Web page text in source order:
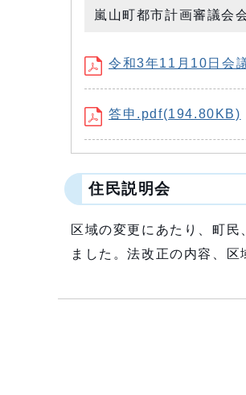
嵐山町都市計画審議会
令和3年11月10日会
答申.pdf(194.80KB)
住民説明会
区域の変更にあたり、町
ました。法改正の内容、区